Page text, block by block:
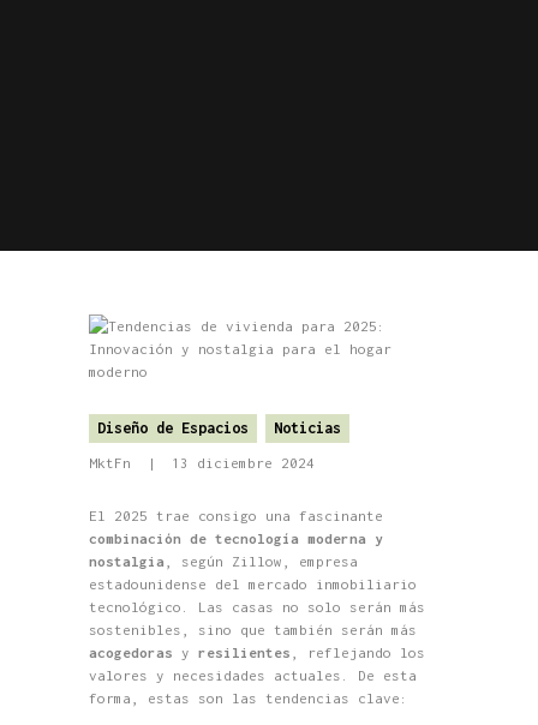
Diseño de Espacios Noticias
MktFn 13 diciembre 2024
El 2025 trae consigo una fascinante
combinación de tecnología moderna y
nostalgia , según Zillow, empresa
estadounidense del mercado inmobiliario
tecnológico. Las casas no solo serán más
sostenibles, sino que también serán más
acogedoras y resilientes , reflejando los
valores y necesidades actuales. De esta
forma, estas son las tendencias clave: